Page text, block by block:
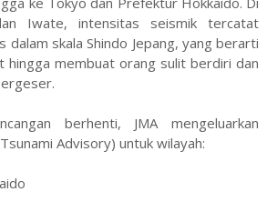
Iwate, intensitas seismik tercatat
dalam skala Shindo Jepang, yang berarti
hingga membuat orang sulit berdiri dan
berhenti, JMA mengeluarkan
Advisory) untuk wilayah: